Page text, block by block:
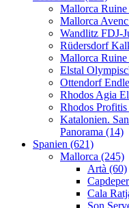
Mallorca
Mallorca
Wandlitz FDJ-
Rüdersdorf
Mallorca
Elstal
Ottendorf
Rhodos Agia
Rhodos
Katalonien.
Panorama (14)
Spanien (621)
Mallorca (245)
Artà (60)
Cala
Son